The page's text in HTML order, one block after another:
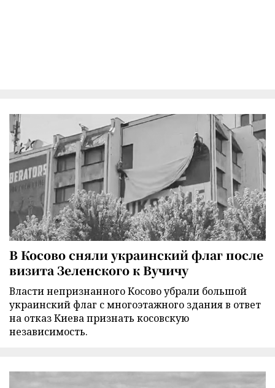
В Косово сняли украинский флаг после
визита Зеленского к Вучичу
Власти непризнанного Косово убрали большой
украинский флаг с многоэтажного здания в ответ
на отказ Киева признать косовскую
независимость.